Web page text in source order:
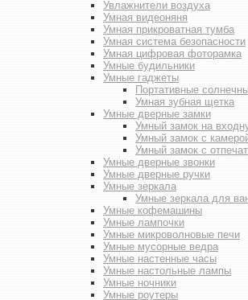
Увлажнители воздуха
Умная видеоняня
Умная прикроватная тумба
Умная система безопасности
Умная цифровая фоторамка
Умные будильники
Умные гаджеты
Портативные
Умная зубная щетка
Умные дверные замки
Умный замок на
Умный замок с
Умный замок с
Умные дверные звонки
Умные дверные ручки
Умные зеркала
Умные зеркала для
Умные кофемашины
Умные лампочки
Умные микроволновые печи
Умные мусорные ведра
Умные настенные часы
Умные настольные лампы
Умные ночники
Умные роутеры